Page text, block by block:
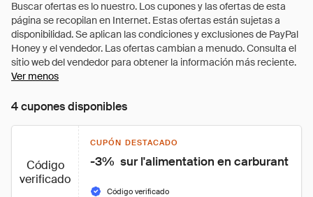
Ver menos
4 cupones disponibles
Código
verificado
CUPÓN DESTACADO
-3%  sur l'alimentation en carburant
Código verificado